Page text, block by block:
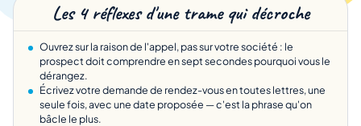
Les 4 réflexes d'une trame qui décroche
Ouvrez sur la raison de l'appel, pas sur votre société : le
prospect doit comprendre en sept secondes pourquoi vous le
dérangez.
Écrivez votre demande de rendez-vous en toutes lettres, une
seule fois, avec une date proposée — c'est la phrase qu'on
bâcle le plus.